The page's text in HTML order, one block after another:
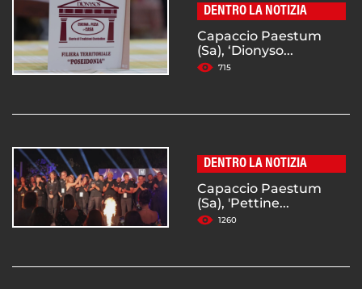
DENTRO LA NOTIZIA
Capaccio Paestum
(Sa), ‘Dionyso...
715
DENTRO LA NOTIZIA
Capaccio Paestum
(Sa), 'Pettine...
1260